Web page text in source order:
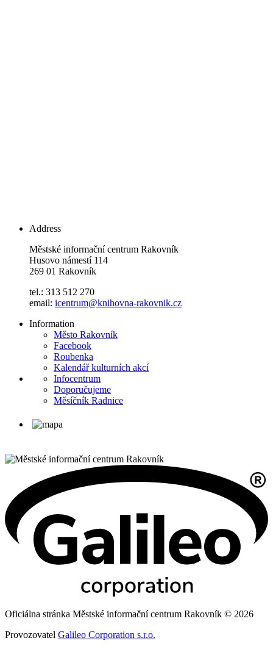
Address
Městské informační centrum Rakovník
Husovo námestí 114
269 01 Rakovník
tel.: 313 512 270
email: icentrum@knihovna-rakovnik.cz
Information
Město Rakovník
Facebook
Roubenka
Kalendář kulturních akcí
Infocentrum
Doporučujeme
Měsíčník Radnice
Oficiálna stránka Městské informační centrum Rakovník © 2026
Provozovatel Galileo Corporation s.r.o.